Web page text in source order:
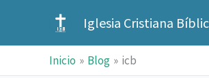
contenido
Iglesia Cristiana
Inicio Blog icb